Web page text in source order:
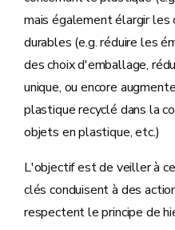
mais également élargir
durables (e.g. réduire les
des choix d'emballage,
unique, ou encore
plastique recyclé dans la
objets en plastique, etc.)
L'objectif est de veiller à
clés conduisent à des
respectent le principe de